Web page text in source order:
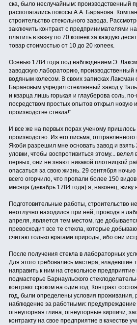
ска, было неслучайным: производственный
располагались покосы А.А. Баранова.
строительство стекольного завода.
заключить контракт с предпринимателями
платить в казну по 70 копеек за каждую
товар стоимостью от 10 до 20 копеек.
Осенью 1784 года под наблюдением Э.
заводскую лабораторию,
водяным колесом. В своих записках
Барановым учредил стеклянный завод у
и кварца лишь горькая и глауберова соль,
посредством про­стых опытов открыл новую
про­изводстве стекла!"
И все же на первых порах ученому
производство. Из его письма,
Якоби разрешил мне основать завод и
уловки, чтобы воспротивиться этому...
первых, они не знают никакой плотницкой
опасаться за свою жизнь. 29 сентября
всего огорчило, что пропали более 150
месяца (декабрь 1784 года) я, нако­нец,
Подготовительные работы, строительство
неотлучно находился при ней, проводя в
апреля, является тем местом, где
превосходит все те стекла, которые
считаю только врагами природы, ибо они
После получения стекла в лабораторных
Для этого требовались мастера, владевшие
направить к ним на стекольное
подмастерье Барнаульского
контракт сроком на один год. Контракт
год, были определены условия проживания,
наблюдение за работными: предупреждение
огнеупорная глина, огнеупорные кирпичи,
контракту на свое предприятие в качестве